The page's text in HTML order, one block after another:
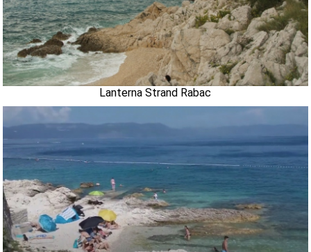
Lanterna Strand Rabac